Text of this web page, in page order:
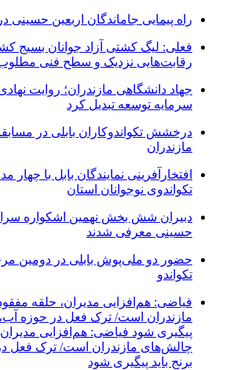
راه پیمایی جاماندگان اربعین حسینی
فعلی: لیگ کشتی آزاد جوانان بسیج
رقابت‌هایی نزدیک و سطح فنی مطلوب
جهاد دانشگاهی مازندران؛ روایت
سرمایه توسعه تبدیل کرد
درخشش تکواندوکاران بابلی در
مازندران
افتخارآفرینی نمایندگان بابل با
تکواندوی نوجوانان استان
دبیران شش بخش نهمین اشکواره
حسینی معرفی شدند
حضور دو ملی‌پوش بابلی در دومین
تکواندو
فیاضی: هم‌افزایی مدیران، حلقه
مازندران است/ ترک فعل در حوزه آب،
پیگیری شود فیاضی: هم‌افزایی
چالش‌های مازندران است/ ترک فعل
برنج باید پیگیری شود